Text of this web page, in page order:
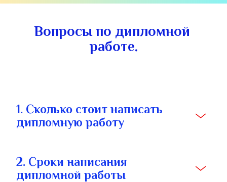
Вопросы по дипломной
работе.
1. Сколько стоит написать
дипломную работу
2. Сроки написания
дипломной работы